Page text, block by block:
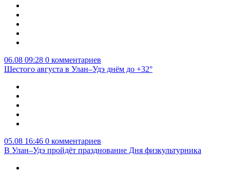
06.08 09:28 0 комментариев
Шестого августа в Улан–Удэ днём до +32°
05.08 16:46 0 комментариев
В Улан–Удэ пройдёт празднование Дня физкультурника